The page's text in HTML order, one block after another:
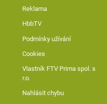
Reklama
HbbTV
Podmínky užívání
Cookies
Vlastník FTV Prima spol. s
r.o.
Nahlásit chybu